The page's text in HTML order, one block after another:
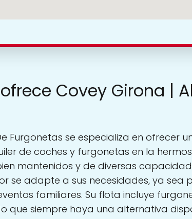
Covey Girona |
Furgonetas se especializa en ofrecer
de coches y furgonetas en la
mantenidos y de diversas
se adapte a sus necesidades, ya sea
familiares. Su flota incluye
que siempre haya una alternativa